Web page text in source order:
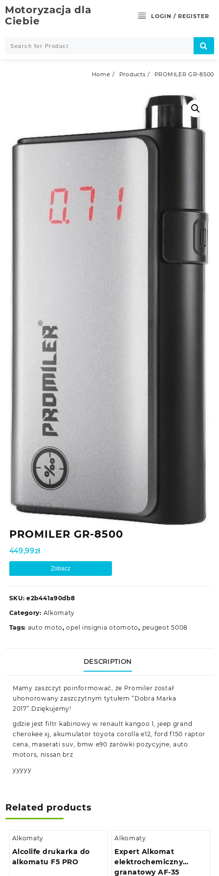
Skip
to
content
Motoryzacja dla
Ciebie
LOGIN / REGISTER
Home Products PROMILER GR-8500
PROMILER GR-8500
449,99zł
Zobacz
SKU: e2b441a90db8
Category: Alkomaty
Tags: auto moto,opel insignia otomoto, peugeot 5008
DESCRIPTION
Mamy zaszczyt poinformować, że Promiler został
uhonorowany zaszczytnym tytułem “Dobra Marka
2017”.Dziękujemy!
gdzie jest filtr kabinowy w renault kangoo 1, jeep grand
cherokee xj, akumulator toyota corolla e12, ford f150 raptor
cena, maserati suv, bmw e90 żarówki pozycyjne, auto
motors, nissan brz
yyyyy
Related products
Alkomaty
Alcolife drukarka do
alkomatu F5 PRO
Alkomaty
Expert Alkomat
elektrochemiczny
granatowy AF-35